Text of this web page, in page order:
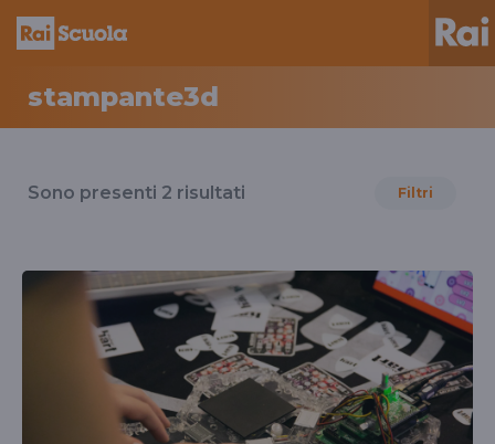
stampante3d
il
stampante3d
Sono presenti 2 risultati Filtri